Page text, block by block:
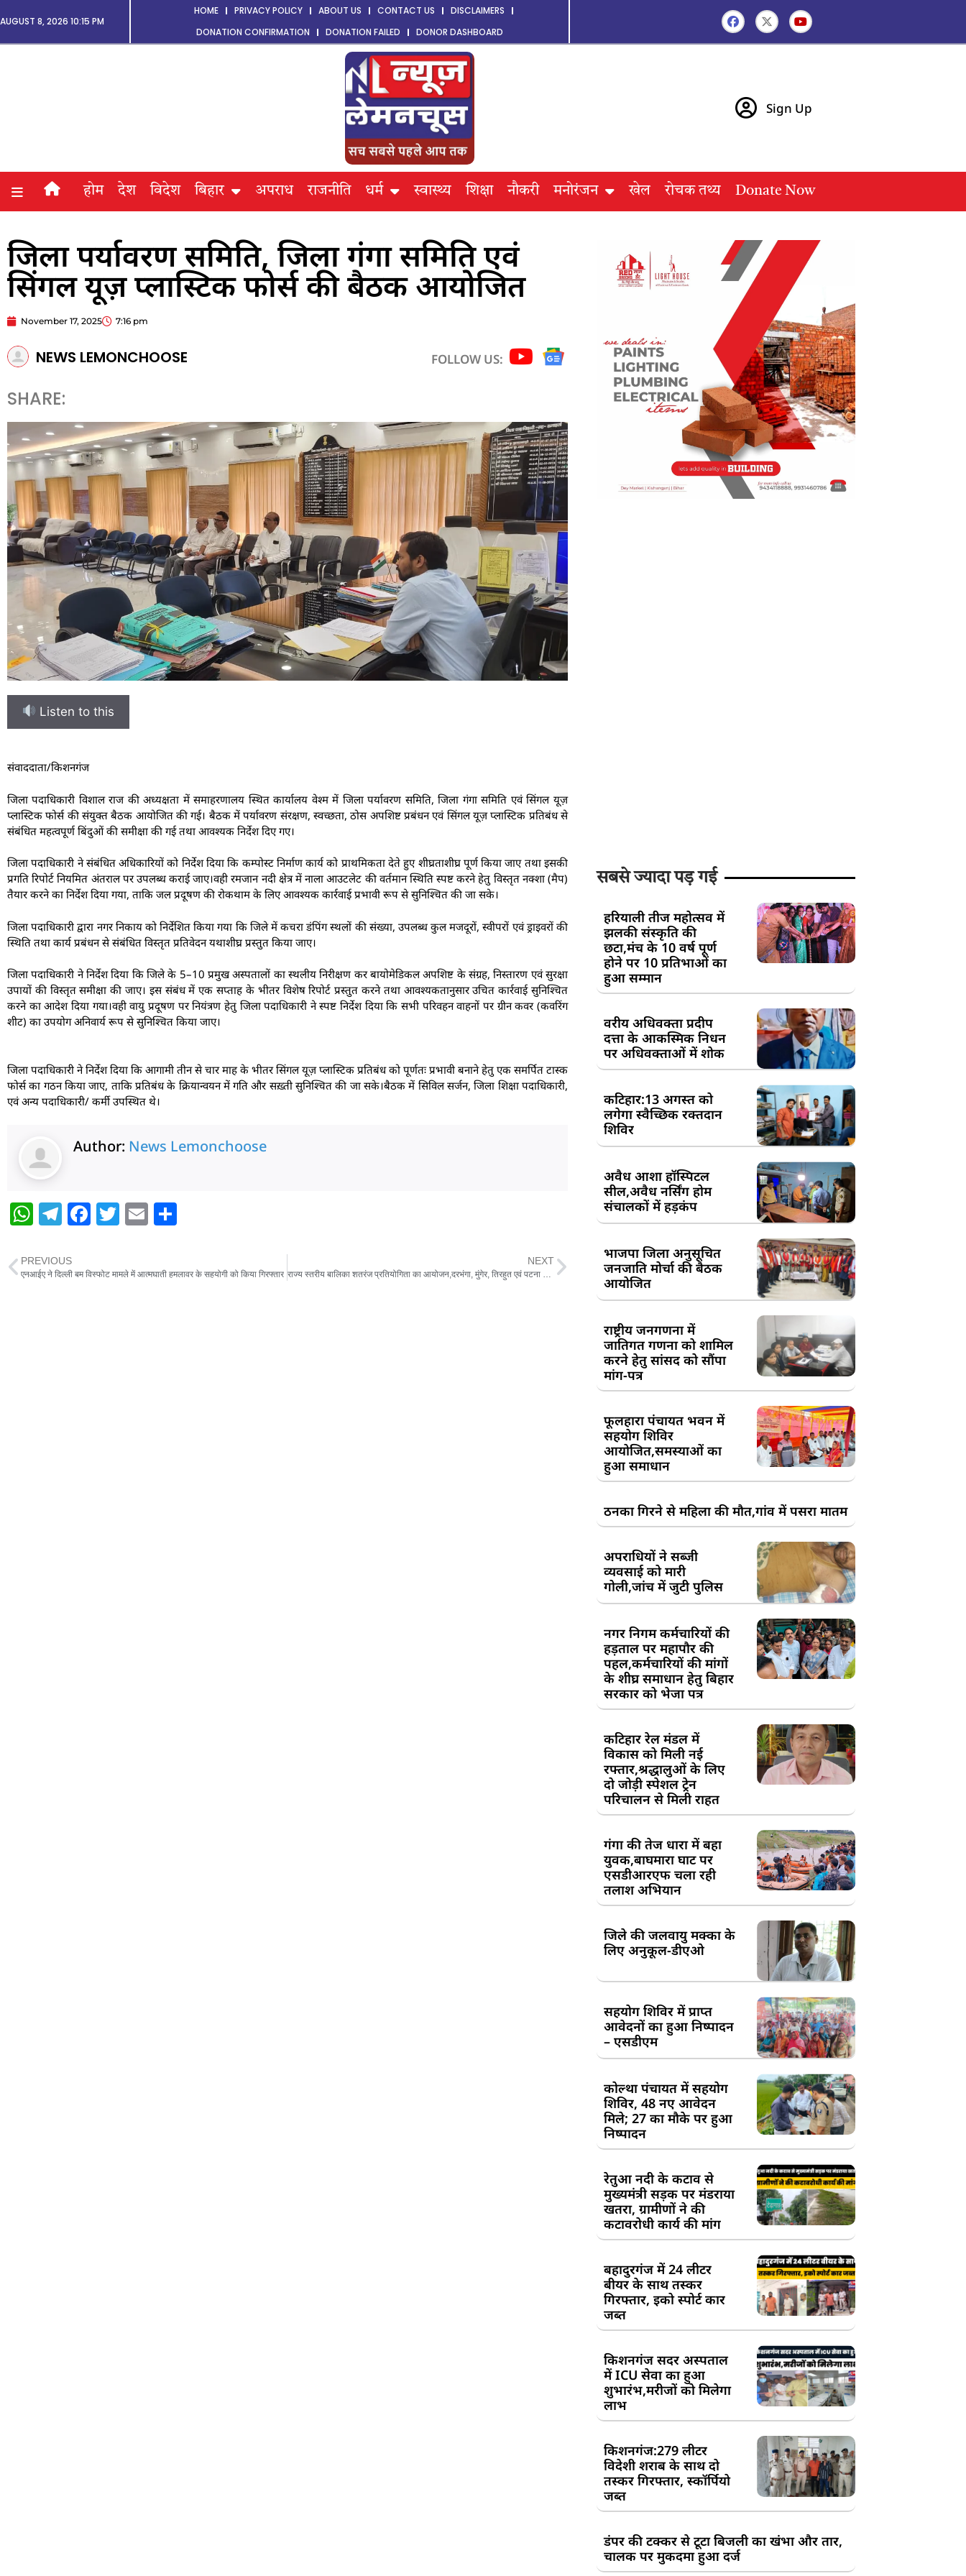
AUGUST 8, 2026 10:15 PM
HOME PRIVACY POLICY ABOUT US CONTACT US
DISCLAIMERS
DONATION CONFIRMATION
DONATION FAILED DONOR DASHBOARD
Sign Up
होम देश विदेश बिहार अपराध राजनीति धर्म स्वास्थ्य शिक्षा नौकरी मनोरंजन खेल रोचक तथ्य Donate Now
जिला पर्यावरण समिति, जिला गंगा समिति एवं
सिंगल यूज़ प्लास्टिक फोर्स की बैठक आयोजित
November 17, 2025 7:16 pm
NEWS LEMONCHOOSE FOLLOW US:
SHARE:
Listen to this
संवाददाता/किशनगंज
जिला पदाधिकारी विशाल राज की अध्यक्षता में समाहरणालय स्थित कार्यालय वेश्म में जिला पर्यावरण समिति, जिला गंगा समिति एवं सिंगल यूज़
प्लास्टिक फोर्स की संयुक्त बैठक आयोजित की गई। बैठक में पर्यावरण संरक्षण, स्वच्छता, ठोस अपशिष्ट प्रबंधन एवं सिंगल यूज़ प्लास्टिक प्रतिबंध से
संबंधित महत्वपूर्ण बिंदुओं की समीक्षा की गई तथा आवश्यक निर्देश दिए गए।
जिला पदाधिकारी ने संबंधित अधिकारियों को निर्देश दिया कि कम्पोस्ट निर्माण कार्य को प्राथमिकता देते हुए शीघ्रताशीघ्र पूर्ण किया जाए तथा इसकी
प्रगति रिपोर्ट नियमित अंतराल पर उपलब्ध कराई जाए।वही रमजान नदी क्षेत्र में नाला आउटलेट की वर्तमान स्थिति स्पष्ट करने हेतु विस्तृत नक्शा (मैप)
तैयार करने का निर्देश दिया गया, ताकि जल प्रदूषण की रोकथाम के लिए आवश्यक कार्रवाई प्रभावी रूप से सुनिश्चित की जा सके।
जिला पदाधिकारी द्वारा नगर निकाय को निर्देशित किया गया कि जिले में कचरा डंपिंग स्थलों की संख्या, उपलब्ध कुल मजदूरों, स्वीपरों एवं ड्राइवरों की
स्थिति तथा कार्य प्रबंधन से संबंधित विस्तृत प्रतिवेदन यथाशीघ्र प्रस्तुत किया जाए।
जिला पदाधिकारी ने निर्देश दिया कि जिले के 5–10 प्रमुख अस्पतालों का स्थलीय निरीक्षण कर बायोमेडिकल अपशिष्ट के संग्रह, निस्तारण एवं सुरक्षा
उपायों की विस्तृत समीक्षा की जाए। इस संबंध में एक सप्ताह के भीतर विशेष रिपोर्ट प्रस्तुत करने तथा आवश्यकतानुसार उचित कार्रवाई सुनिश्चित
करने का आदेश दिया गया।वही वायु प्रदूषण पर नियंत्रण हेतु जिला पदाधिकारी ने स्पष्ट निर्देश दिया कि सभी परिवहन वाहनों पर ग्रीन कवर (कवरिंग
शीट) का उपयोग अनिवार्य रूप से सुनिश्चित किया जाए।
जिला पदाधिकारी ने निर्देश दिया कि आगामी तीन से चार माह के भीतर सिंगल यूज़ प्लास्टिक प्रतिबंध को पूर्णतः प्रभावी बनाने हेतु एक समर्पित टास्क
फोर्स का गठन किया जाए, ताकि प्रतिबंध के क्रियान्वयन में गति और सख़्ती सुनिश्चित की जा सके।बैठक में सिविल सर्जन, जिला शिक्षा पदाधिकारी,
एवं अन्य पदाधिकारी/ कर्मी उपस्थित थे।
Author: News Lemonchoose
W
at
s
T
e
g
F
e
T
er
E
l e
PREVIOUS
एनआईए ने दिल्ली बम विस्फोट मामले में आत्मघाती हमलावर के सहयोगी को किया गिरफ्तार
NEXT
राज्य स्तरीय बालिका शतरंज प्रतियोगिता का आयोजन,दरभंगा, मुंगेर, तिरहुत एवं पटना की खिलाड़ी चल रही है आगे
सबसे ज्यादा पड़ गई
हरियाली तीज महोत्सव में
झलकी संस्कृति की
छटा,मंच के 10 वर्ष पूर्ण
होने पर 10 प्रतिभाओं का
हुआ सम्मान
वरीय अधिवक्ता प्रदीप
दत्ता के आकस्मिक निधन
पर अधिवक्ताओं में शोक
कटिहार:13 अगस्त को
लगेगा स्वैच्छिक रक्तदान
शिविर
अवैध आशा हॉस्पिटल
सील,अवैध नर्सिंग होम
संचालकों में हड़कंप
भाजपा जिला अनुसूचित
जनजाति मोर्चा की बैठक
आयोजित
राष्ट्रीय जनगणना में
जातिगत गणना को शामिल
करने हेतु सांसद को सौंपा
मांग-पत्र
फूलहारा पंचायत भवन में
सहयोग शिविर
आयोजित,समस्याओं का
हुआ समाधान
ठनका गिरने से महिला की मौत,गांव में पसरा मातम
अपराधियों ने सब्जी
व्यवसाई को मारी
गोली,जांच में जुटी पुलिस
नगर निगम कर्मचारियों की
हड़ताल पर महापौर की
पहल,कर्मचारियों की मांगों
के शीघ्र समाधान हेतु बिहार
सरकार को भेजा पत्र
कटिहार रेल मंडल में
विकास को मिली नई
रफ्तार,श्रद्धालुओं के लिए
दो जोड़ी स्पेशल ट्रेन
परिचालन से मिली राहत
गंगा की तेज धारा में बहा
युवक,बाघमारा घाट पर
एसडीआरएफ चला रही
तलाश अभियान
जिले की जलवायु मक्का के
लिए अनुकूल-डीएओ
सहयोग शिविर में प्राप्त
आवेदनों का हुआ निष्पादन
– एसडीएम
कोल्था पंचायत में सहयोग
शिविर, 48 नए आवेदन
मिले; 27 का मौके पर हुआ
निष्पादन
रेतुआ नदी के कटाव से
मुख्यमंत्री सड़क पर मंडराया
खतरा, ग्रामीणों ने की
कटावरोधी कार्य की मांग
बहादुरगंज में 24 लीटर
बीयर के साथ तस्कर
गिरफ्तार, इको स्पोर्ट कार
जब्त
किशनगंज सदर अस्पताल
में ICU सेवा का हुआ
शुभारंभ,मरीजों को मिलेगा
लाभ
किशनगंज:279 लीटर
विदेशी शराब के साथ दो
तस्कर गिरफ्तार, स्कॉर्पियो
जब्त
डंपर की टक्कर से टूटा बिजली का खंभा और तार,
चालक पर मुकदमा हुआ दर्ज